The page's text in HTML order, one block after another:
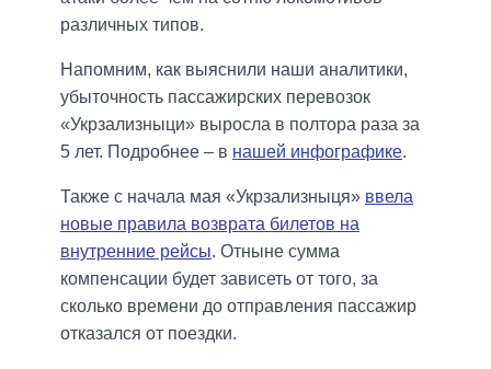
различных типов.
Напомним, как выяснили наши аналитики,
убыточность пассажирских перевозок
«Укрзализныци» выросла в полтора раза за
5 лет. Подробнее – в нашей инфографике.
Также с начала мая «Укрзализныця» ввела
новые правила возврата билетов на
внутренние рейсы. Отныне сумма
компенсации будет зависеть от того, за
сколько времени до отправления пассажир
отказался от поездки.